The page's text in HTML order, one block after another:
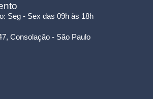
Seg - Sex das 09h às 18h
Consolação - São Paulo